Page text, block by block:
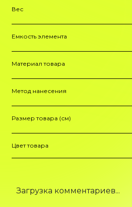
Вес
Емкость элемента
Материал товара
Метод нанесения
Размер товара (см)
Цвет товара
Загрузка комментариев...